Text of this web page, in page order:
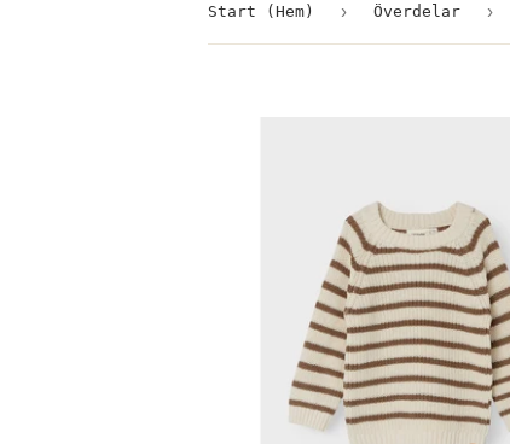
Start (Hem) › Överdelar ›